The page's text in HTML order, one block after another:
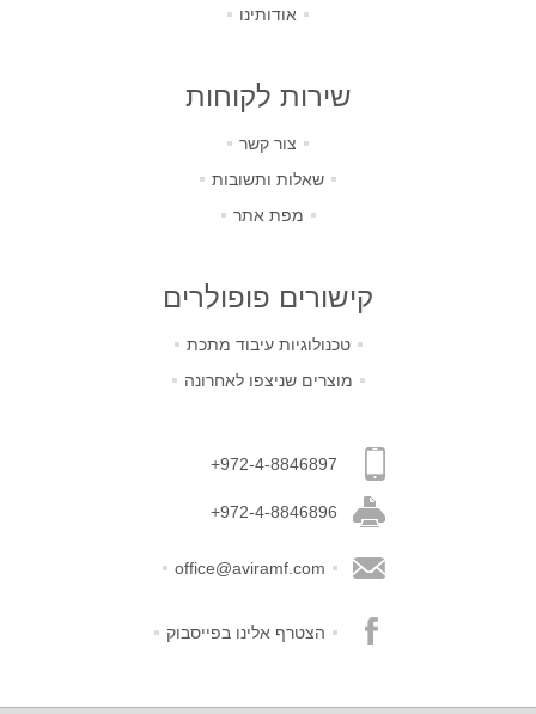
אודותינו
שירות לקוחות
צור קשר
שאלות ותשובות
מפת אתר
קישורים פופולרים
טכנולוגיות עיבוד מתכת
מוצרים שניצפו לאחרונה
+972-4-8846897
+972-4-8846896
office@aviramf.com
הצטרף אלינו בפייסבוק